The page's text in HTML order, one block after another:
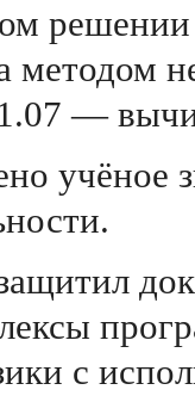
методом
—
учёное
с